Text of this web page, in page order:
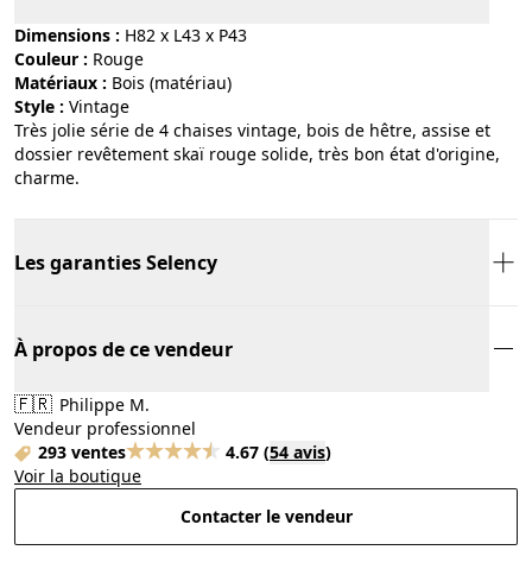
Dimensions : H82 x L43 x P43
Couleur :
rouge
Matériaux :
bois (matériau)
Style :
vintage
Très jolie série de 4 chaises vintage, bois de hêtre, assise et
dossier revêtement skaï rouge solide, très bon état d'origine,
charme.
Les garanties Selency
À propos de ce vendeur
🇫🇷 Philippe M.
Vendeur professionnel
293 ventes
4.67 (54 avis)
Voir la boutique
Contacter le vendeur